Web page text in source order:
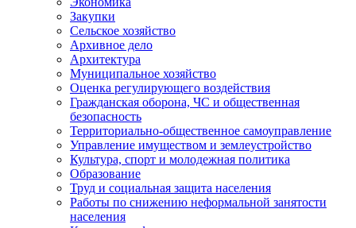
Закупки
Сельское хозяйство
Архивное дело
Архитектура
Муниципальное хозяйство
Оценка регулирующего воздействия
Гражданская оборона, ЧС и общественная
безопасность
Территориально-общественное самоуправление
Управление имуществом и землеустройство
Культура, спорт и молодежная политика
Образование
Труд и социальная защита населения
Работы по снижению неформальной занятости
населения